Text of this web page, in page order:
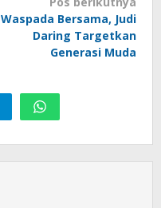
Waspada Bersama, Judi
Daring Targetkan
Generasi Muda